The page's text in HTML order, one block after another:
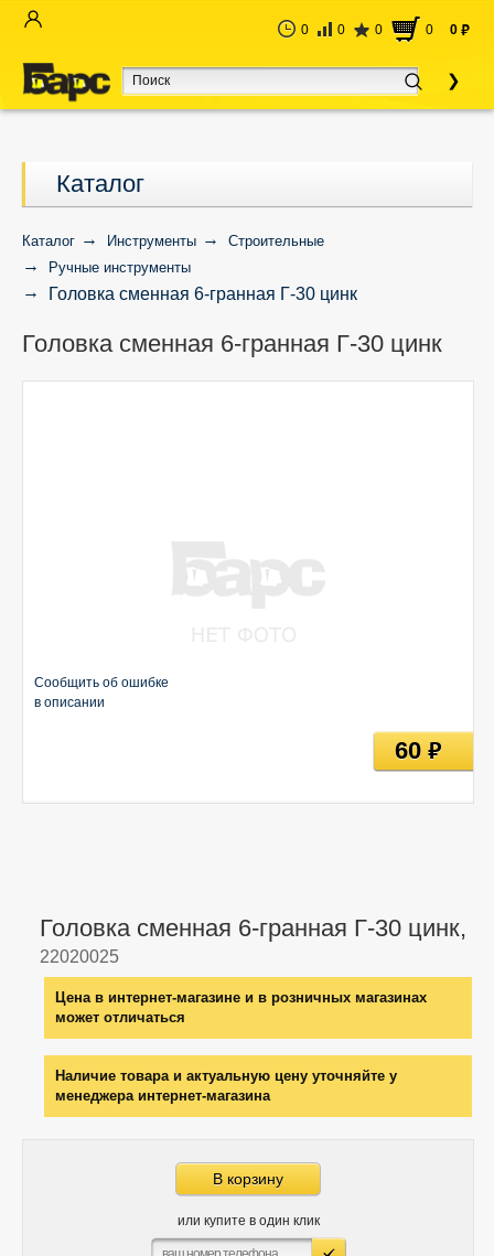
0 0 0 0 0 руб
Каталог
Каталог Инструменты
Строительные
Ручные инструменты
Головка сменная 6-гранная Г-30 цинк
Головка сменная 6-гранная Г-30 цинк
Головка сменная 6-гранная Г-30 цинк,
22020025
Цена в интернет-магазине и в розничных магазинах
может отличаться
Наличие товара и актуальную цену уточняйте у
менеджера интернет-магазина
В корзину
или купите в один клик
Сообщить об ошибке
в описании
60руб